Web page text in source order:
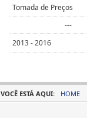
Tomada de Preços
---
2013 - 2016
VOCÊ ESTÁ AQUI: HOME